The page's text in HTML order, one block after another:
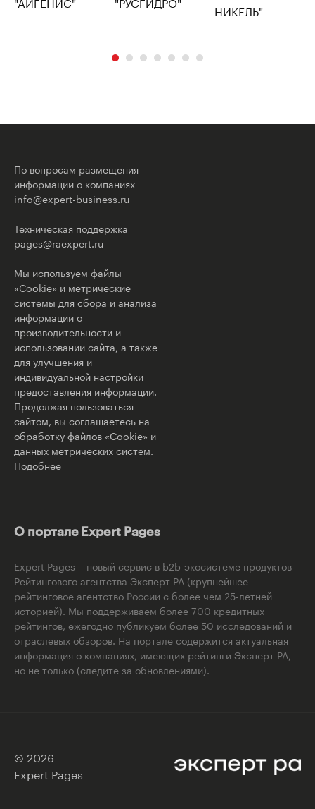
По вопросам размещения
информации о компаниях
info@expert-business.ru
Техническая поддержка
pages@raexpert.ru
Мы используем файлы
«Cookie» и метрические
системы для сбора и анализа
информации о
производительности и
использовании сайта, а также
для улучшения и
индивидуальной настройки
предоставления информации.
Продолжая пользоваться
сайтом, вы соглашаетесь на
обработку файлов «Cookie» и
данных метрических систем.
Подобнее
О портале Expert Pages
Expert Pages – новый сервис в b2b-экосистеме продуктов
Рейтингового агентства Эксперт РА (крупнейшее
рейтинговое агентство России с более чем 25-летней
историей). Мы поддерживаем более 700 кредитных
рейтингов, ежегодно публикуем более 50 исследований и
отраслевых обзоров. На портале содержится актуальная
информация о компаниях, имеющих рейтинги Эксперт РА,
но не только (следите за обновлениями).
© 2026
Expert Pages